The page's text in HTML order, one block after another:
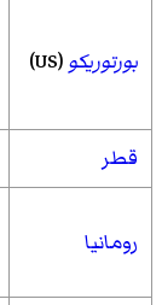
بورتوريكو(US)
قطر
رومانيا